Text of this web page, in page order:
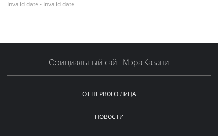
Invalid date - Invalid date
Официальный сайт Мэра Казани
ОТ ПЕРВОГО ЛИЦА
НОВОСТИ